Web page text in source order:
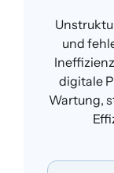
und
digitale
Wartung,